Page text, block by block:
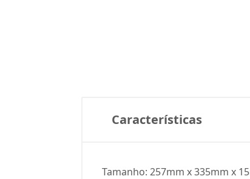
Características
Tamanho: 257mm x 335mm x